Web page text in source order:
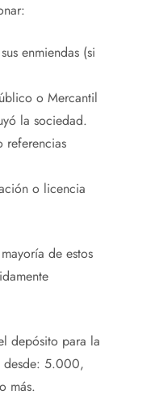
enmiendas (si
o Mercantil
la sociedad.
referencias
o licencia
de estos
depósito para la
desde: 5.000,
más.